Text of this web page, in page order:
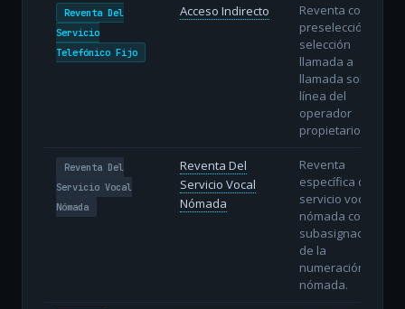
Reventa Del
Servicio
Telefónico Fijo
Acceso Indirecto
Reventa con
preselección o
selección
llamada a
llamada sobre la
línea del
operador
propietario.
Reventa Del
Servicio Vocal
Nómada
Reventa Del
Servicio Vocal
Nómada
Reventa
específica del
servicio vocal
nómada con
subasignación
de la
numeración
nómada.